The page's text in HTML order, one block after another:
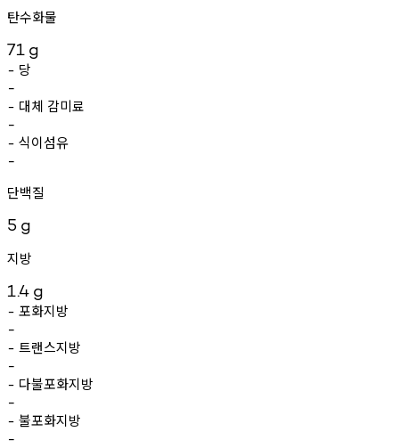
탄수화물
71 g
- 당
-
- 대체 감미료
-
- 식이섬유
-
단백질
5 g
지방
1.4 g
- 포화지방
-
- 트랜스지방
-
- 다불포화지방
-
- 불포화지방
-